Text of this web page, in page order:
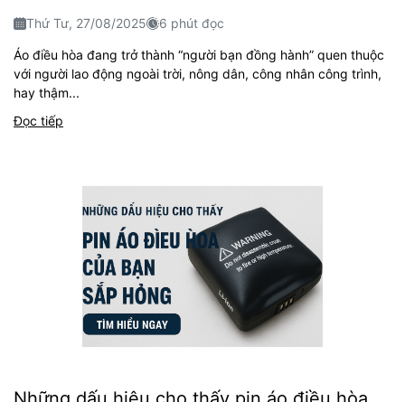
Thứ Tư, 27/08/2025 6 phút đọc
Áo điều hòa đang trở thành “người bạn đồng hành” quen thuộc
với người lao động ngoài trời, nông dân, công nhân công trình,
hay thậm...
Đọc tiếp